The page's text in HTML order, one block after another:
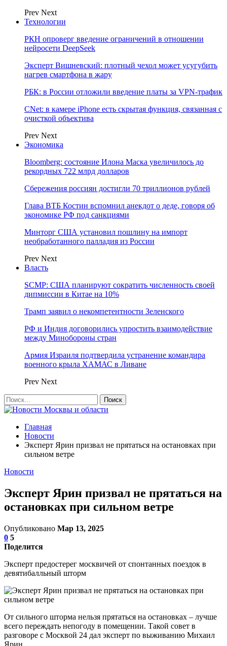
Prev Next
Технологии
РКН опроверг введение ограничений в отношении
нейросети DeepSeek
Эксперт Вишневский: плотный чехол может усугубить
нагрев смартфона в жару
РБК: в России отложили введение платы за VPN-трафик
CNet: в камере iPhone есть скрытая функция, связанная с
очисткой объектива
Prev Next
Экономика
Bloomberg: состояние Илона Маска увеличилось до
рекордных 722 млрд долларов
Сбережения россиян достигли 70 триллионов рублей
Глава ВТБ Костин вспомнил анекдот о деде, говоря об
экономике РФ под санкциями
Минторг США установил пошлину на импорт
необработанного палладия из России
Prev Next
Власть
SCMP: США планируют сократить численность своей
дипмиссии в Китае на 10%
Трамп заявил о некомпетентности Зеленского
РФ и Индия договорились упростить взаимодействие
между Минобороны стран
Армия Израиля подтвердила устранение командира
военного крыла ХАМАС в Ливане
Prev Next
Главная
Новости
Эксперт Ярин призвал не прятаться на остановках при
сильном ветре
Новости
Эксперт Ярин призвал не прятаться на
остановках при сильном ветре
Опубликовано Мар 13, 2025
0 5
Поделится
Эксперт предостерег москвичей от спонтанных поездок в
девятибалльный шторм
От сильного шторма нельзя прятаться на остановках – лучше
всего переждать непогоду в помещении. Такой совет в
разговоре с Москвой 24 дал эксперт по выживанию Михаил
Ярин.